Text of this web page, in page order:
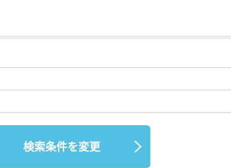
検索条件を変更